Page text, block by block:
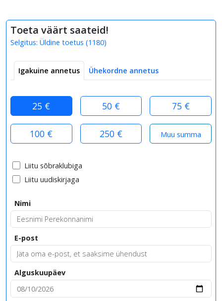
Toeta väärt saateid!
Selgitus: Üldine toetus (1180)
Igakuine annetus Ühekordne annetus
25 € 50 € 75 €
100 € 250 €
Liitu sõbraklubiga
Liitu uudiskirjaga
Nimi
E-post
Alguskuupäev